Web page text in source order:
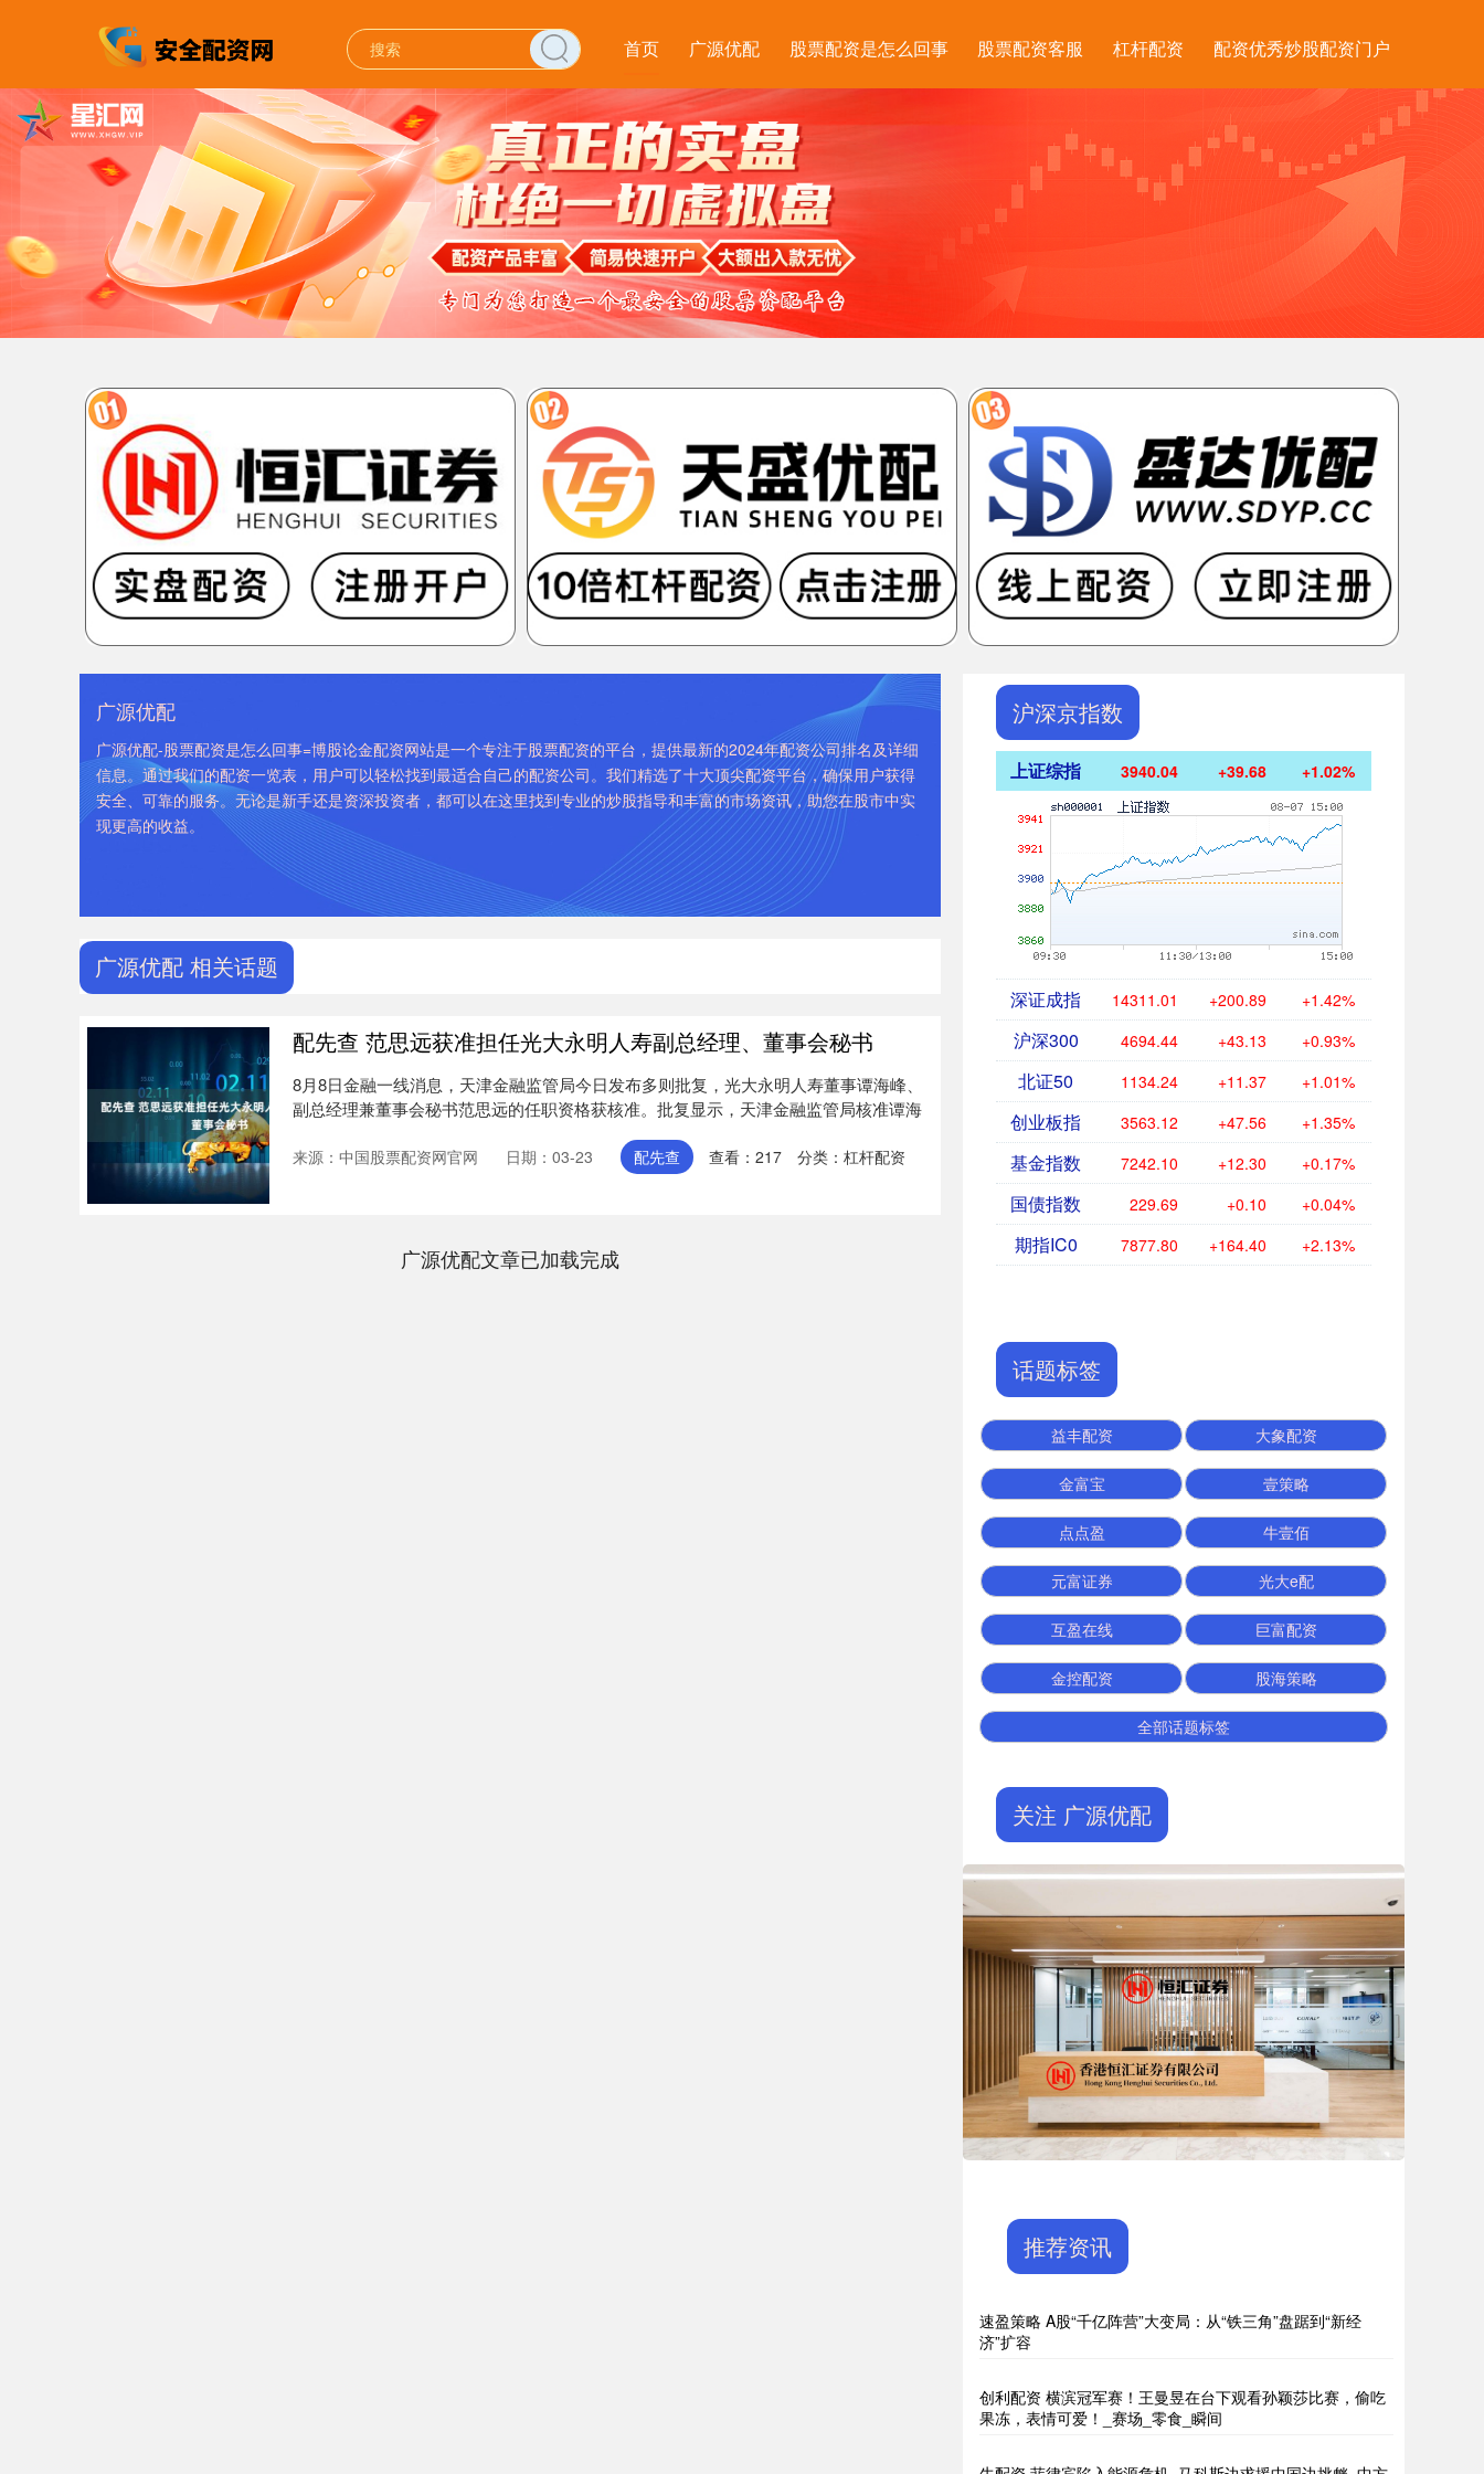
首页 广源优配 股票配资是怎么回事 股票配资客服 杠杆配资 配资优秀炒股配资门户
广源优配
广源优配-股票配资是怎么回事=博股论金配资网站是一个专注于股票配资的平台，提供最新的2024年配资公司排名及详细
信息。通过我们的配资一览表，用户可以轻松找到最适合自己的配资公司。我们精选了十大顶尖配资平台，确保用户获得
安全、可靠的服务。无论是新手还是资深投资者，都可以在这里找到专业的炒股指导和丰富的市场资讯，助您在股市中实
现更高的收益。
广源优配 相关话题
配先查 范思远获准担任光大永明人寿副总经理、董事会秘书
8月8日金融一线消息，天津金融监管局今日发布多则批复，光大永明人寿董事谭海峰、
副总经理兼董事会秘书范思远的任职资格获核准。批复显示，天津金融监管局核准谭海
来源：中国股票配资网官网 日期：03-23 配先查 查看：217 分类：杠杆配资
广源优配文章已加载完成
沪深京指数
上证综指 3940.04 +39.68 +1.02%
深证成指 14311.01 +200.89 +1.42%
沪深300 4694.44 +43.13 +0.93%
北证50 1134.24 +11.37 +1.01%
创业板指 3563.12 +47.56 +1.35%
基金指数 7242.10 +12.30 +0.17%
国债指数 229.69 +0.10 +0.04%
期指IC0 7877.80 +164.40 +2.13%
话题标签
益丰配资 大象配资
金富宝 壹策略
点点盈 牛壹佰
元富证券 光大e配
互盈在线 巨富配资
金控配资 股海策略
全部话题标签
关注 广源优配
推荐资讯
速盈策略 A股“千亿阵营”大变局：从“铁三角”盘踞到“新经
济”扩容
创利配资 横滨冠军赛！王曼昱在台下观看孙颖莎比赛，偷吃
果冻，表情可爱！_赛场_零食_瞬间